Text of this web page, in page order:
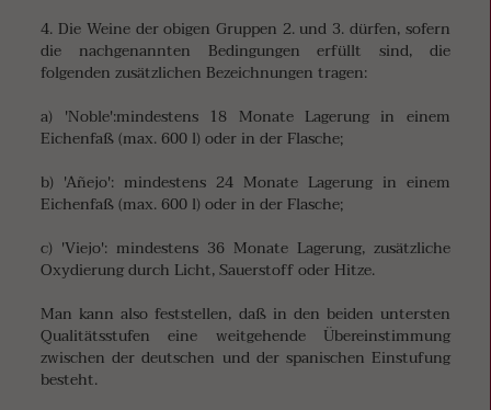
4. Die Weine der obigen Gruppen 2. und 3. dürfen, sofern
die nachgenannten Bedingungen erfüllt sind, die
folgenden zusätzlichen Bezeichnungen tragen:
a) 'Noble':mindestens 18 Monate Lagerung in einem
Eichenfaß (max. 600 l) oder in der Flasche;
b) 'Añejo': mindestens 24 Monate Lagerung in einem
Eichenfaß (max. 600 l) oder in der Flasche;
c) 'Viejo': mindestens 36 Monate Lagerung, zusätzliche
Oxydierung durch Licht, Sauerstoff oder Hitze.
Man kann also feststellen, daß in den beiden untersten
Qualitätsstufen eine weitgehende Übereinstimmung
zwischen der deutschen und der spanischen Einstufung
besteht.